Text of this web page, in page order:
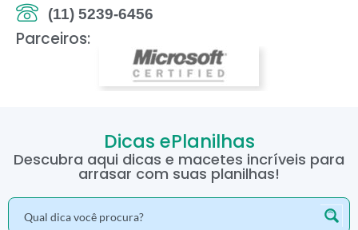
(11) 5239-6456
Parceiros:
Dicas ePlanilhas
Descubra aqui dicas e macetes incríveis para
arrasar com suas planilhas!